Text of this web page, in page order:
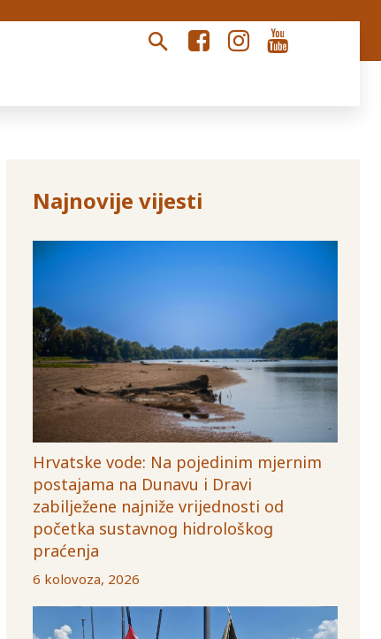
Najnovije vijesti
Hrvatske vode: Na pojedinim mjernim
postajama na Dunavu i Dravi
zabilježene najniže vrijednosti od
početka sustavnog hidrološkog
praćenja
6 kolovoza, 2026